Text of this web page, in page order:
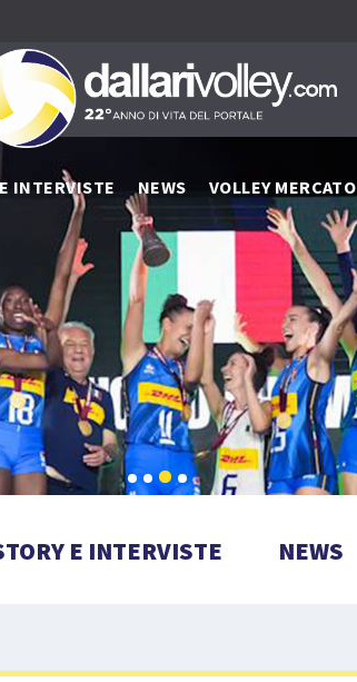
INTERVISTE NEWS VOLLEY MERCATO
E INTERVISTE NEWS